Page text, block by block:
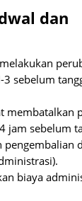
dan
sebelum
membatalkan
jam sebelum
pengembalian
biaya